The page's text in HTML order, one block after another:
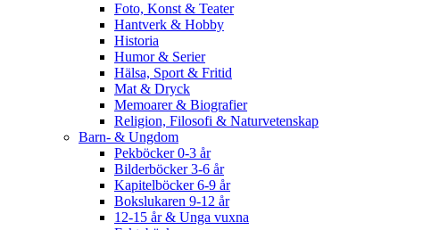
Foto, Konst & Teater
Hantverk & Hobby
Historia
Humor & Serier
Hälsa, Sport & Fritid
Mat & Dryck
Memoarer & Biografier
Religion, Filosofi & Naturvetenskap
Barn- & Ungdom
Pekböcker 0-3 år
Bilderböcker 3-6 år
Kapitelböcker 6-9 år
Bokslukaren 9-12 år
12-15 år & Unga vuxna